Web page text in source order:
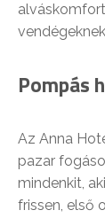
Pompás
Az Anna
pazar
mindenkit,
frissen, első